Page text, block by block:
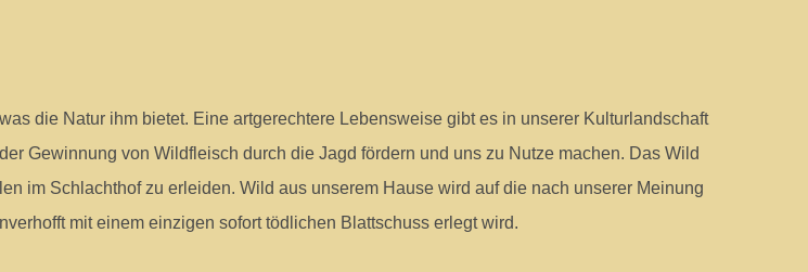
die Natur ihm bietet. Eine artgerechtere Lebensweise gibt es in unserer Kulturlandschaft
Gewinnung von Wildfleisch durch die Jagd fördern und uns zu Nutze machen. Das Wild
im Schlachthof zu erleiden. Wild aus unserem Hause wird auf die nach unserer Meinung
mit einem einzigen sofort tödlichen Blattschuss erlegt wird.